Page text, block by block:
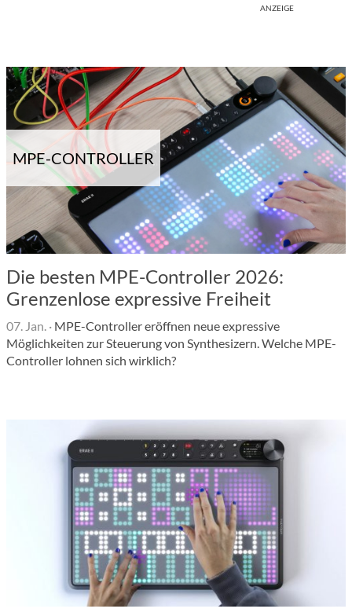
ANZEIGE
MPE-CONTROLLER
Die besten MPE-Controller 2026:
Grenzenlose expressive Freiheit
07. Jan. · MPE-Controller eröffnen neue expressive
Möglichkeiten zur Steuerung von Synthesizern. Welche MPE-
Controller lohnen sich wirklich?